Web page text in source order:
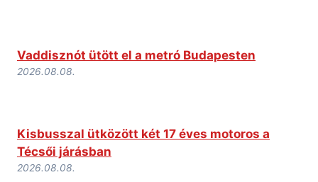
Vaddisznót ütött el a metró Budapesten
2026.08.08.
Kisbusszal ütközött két 17 éves motoros a
Técsői járásban
2026.08.08.